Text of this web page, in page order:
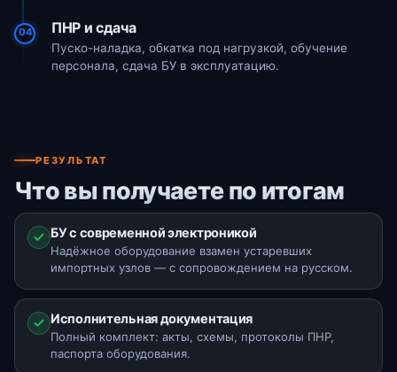
04 ПНР и сдача
Пуско-наладка, обкатка под нагрузкой, обучение
персонала, сдача БУ в эксплуатацию.
РЕЗУЛЬТАТ
Что вы получаете по итогам
БУ с современной электроникой
Надёжное оборудование взамен устаревших
импортных узлов — с сопровождением на русском.
Исполнительная документация
Полный комплект: акты, схемы, протоколы ПНР,
паспорта оборудования.